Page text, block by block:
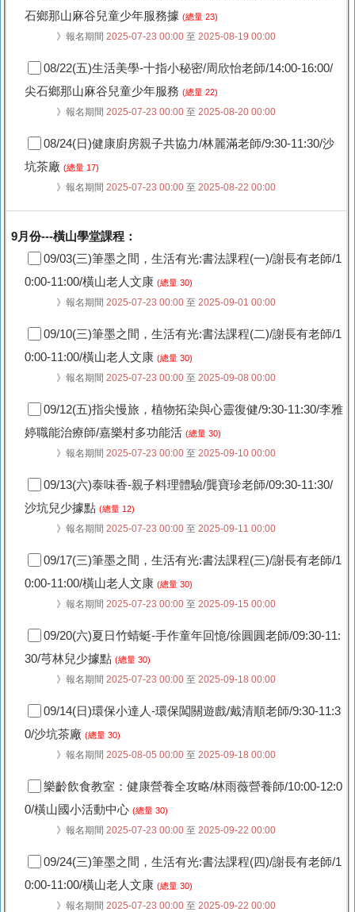
石鄉那山麻谷兒童少年服務據 (總量 23)
》報名期間 2025-07-23 00:00 至 2025-08-19 00:00
08/22(五)生活美學-十指小秘密/周欣怡老師/14:00-16:00/
尖石鄉那山麻谷兒童少年服務 (總量 22)
》報名期間 2025-07-23 00:00 至 2025-08-20 00:00
08/24(日)健康廚房親子共協力/林麗滿老師/9:30-11:30/沙
坑茶廠 (總量 17)
》報名期間 2025-07-23 00:00 至 2025-08-22 00:00
9月份---橫山學堂課程：
09/03(三)筆墨之間，生活有光:書法課程(一)/謝長有老師/1
0:00-11:00/橫山老人文康 (總量 30)
》報名期間 2025-07-23 00:00 至 2025-09-01 00:00
09/10(三)筆墨之間，生活有光:書法課程(二)/謝長有老師/1
0:00-11:00/橫山老人文康 (總量 30)
》報名期間 2025-07-23 00:00 至 2025-09-08 00:00
09/12(五)指尖慢旅，植物拓染與心靈復健/9:30-11:30/李雅
婷職能治療師/嘉樂村多功能活 (總量 30)
》報名期間 2025-07-23 00:00 至 2025-09-10 00:00
09/13(六)泰味香-親子料理體驗/龔寶珍老師/09:30-11:30/
沙坑兒少據點 (總量 12)
》報名期間 2025-07-23 00:00 至 2025-09-11 00:00
09/17(三)筆墨之間，生活有光:書法課程(三)/謝長有老師/1
0:00-11:00/橫山老人文康 (總量 30)
》報名期間 2025-07-23 00:00 至 2025-09-15 00:00
09/20(六)夏日竹蜻蜓-手作童年回憶/徐圓圓老師/09:30-11:
30/芎林兒少據點 (總量 30)
》報名期間 2025-07-23 00:00 至 2025-09-18 00:00
09/14(日)環保小達人-環保闖關遊戲/戴清順老師/9:30-11:3
0/沙坑茶廠 (總量 30)
》報名期間 2025-08-05 00:00 至 2025-09-18 00:00
樂齡飲食教室：健康營養全攻略/林雨薇營養師/10:00-12:0
0/橫山國小活動中心 (總量 30)
》報名期間 2025-07-23 00:00 至 2025-09-22 00:00
09/24(三)筆墨之間，生活有光:書法課程(四)/謝長有老師/1
0:00-11:00/橫山老人文康 (總量 30)
》報名期間 2025-07-23 00:00 至 2025-09-22 00:00